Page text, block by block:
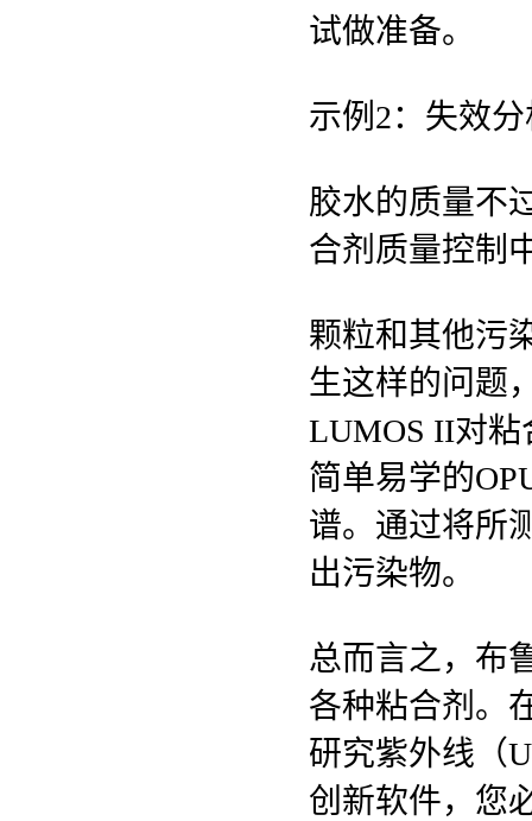
试做准备。
示例2：失效
胶水的质量不
合剂质量控制
颗粒和其他污
生这样的问题
LUMOS II对
简单易学的
谱。通过将所
出污染物。
总而言之，布
各种粘合剂。
研究紫外线（
创新软件，您